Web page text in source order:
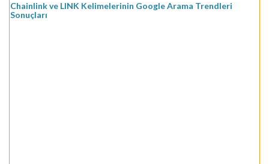
Chainlink ve LINK Kelimelerinin Google Arama Trendleri
Sonuçları